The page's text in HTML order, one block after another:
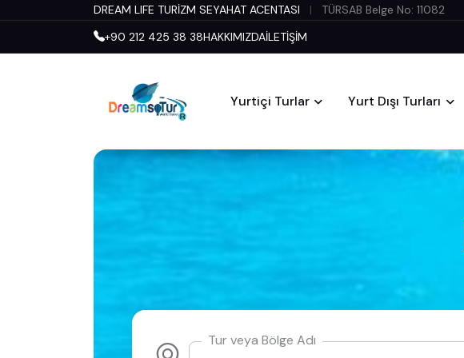
DREAM LIFE TURİZM SEYAHAT ACENTASI |
TÜRSAB Belge No: 11082
+90 212 425 38 38HAKKIMIZDAİLETİŞİM
Yurtiçi Turlar Yurt Dışı Turları
Tur veya Bölge Adı